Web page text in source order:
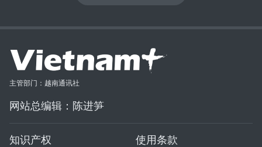
主管部门：越南通讯社
网站总编辑：陈进笋
知识产权
使用条款